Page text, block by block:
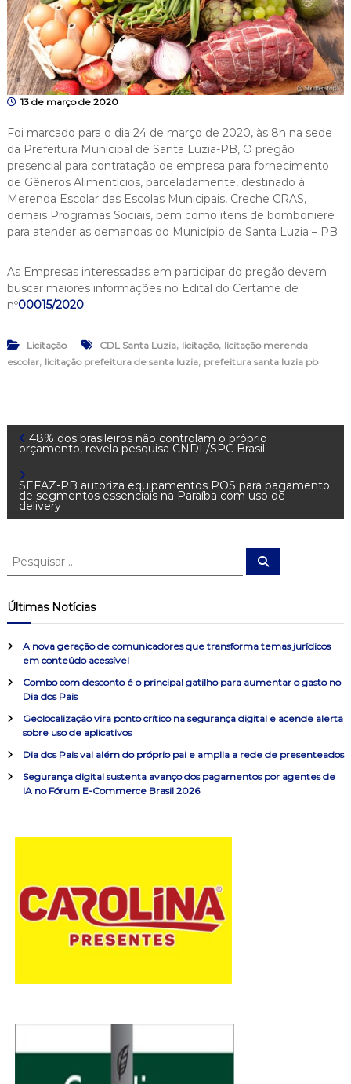
13 de março de 2020
Foi marcado para o dia 24 de março de 2020, às 8h na sede
da Prefeitura Municipal de Santa Luzia-PB, O pregão
presencial para contratação de empresa para fornecimento
de Gêneros Alimentícios, parceladamente, destinado à
Merenda Escolar das Escolas Municipais, Creche CRAS,
demais Programas Sociais, bem como itens de bomboniere
para atender as demandas do Município de Santa Luzia – PB
As Empresas interessadas em participar do pregão devem
buscar maiores informações no Edital do Certame de
nº00015/2020.
Licitação CDL Santa Luzia, licitação, licitação merenda
escolar, licitação prefeitura de santa luzia, prefeitura santa luzia pb
N
a
v
g
a
ç
ã
o
d
P
48% dos brasileiros não controlam o próprio
orçamento, revela pesquisa CNDL/SPC Brasil
SEFAZ-PB autoriza equipamentos POS para pagamento
de segmentos essenciais na Paraíba com uso de
delivery
P
q
u
s
r
o
:
P
s
r
Últimas Notícias
A nova geração de comunicadores que transforma temas jurídicos
em conteúdo acessível
Combo com desconto é o principal gatilho para aumentar o gasto no
Dia dos Pais
Geolocalização vira ponto crítico na segurança digital e acende alerta
sobre uso de aplicativos
Dia dos Pais vai além do próprio pai e amplia a rede de presenteados
Segurança digital sustenta avanço dos pagamentos por agentes de
IA no Fórum E-Commerce Brasil 2026